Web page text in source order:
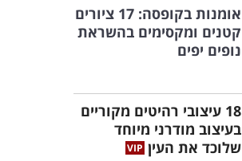
אומנות בקופסה: 17 ציורים
קטנים ומקסימים בהשראת
נופים יפים
18 עיצובי רהיטים מקוריים
בעיצוב מודרני מיוחד
שלוכד את העין